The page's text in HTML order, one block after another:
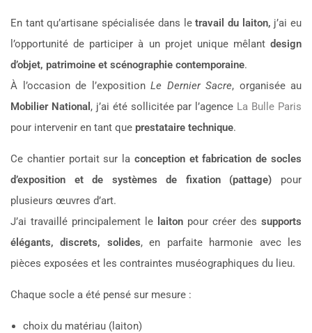
En tant qu’artisane spécialisée dans letravail du laiton, j’ai eu
l’opportunité de participer à un projet unique mêlant design
d’objet, patrimoine et scénographie contemporaine.
À l’occasion de l’exposition Le Dernier Sacre, organisée au
Mobilier National , j’ai été sollicitée par l’agence La Bulle Paris
pour intervenir en tant que prestataire technique.
Ce chantier portait sur la conception et fabrication de socles
d’exposition et de systèmes de fixation (pattage) pour
plusieurs œuvres d’art.
J’ai travaillé principalement le laiton pour créer des supports
élégants, discrets, solides, en parfaite harmonie avec les
pièces exposées et les contraintes muséographiques du lieu.
Chaque socle a été pensé sur mesure :
choix du matériau (laiton)